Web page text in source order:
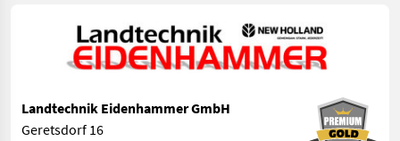
Landtechnik Eidenhammer GmbH
Geretsdorf 16